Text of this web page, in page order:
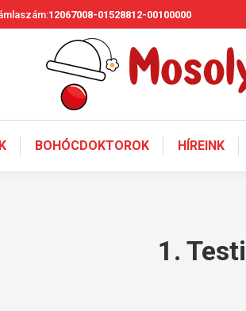
12067008-01528812-00100000
BOHÓCDOKTOROK HÍREINK
1.